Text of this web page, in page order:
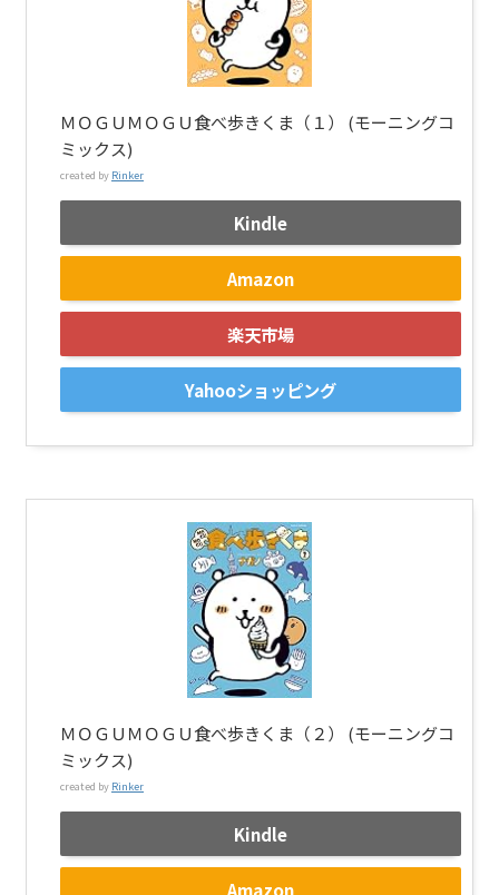
ＭＯＧＵＭＯＧＵ食べ歩きくま（１） (モーニングコ
ミックス)
created by Rinker
Kindle
Amazon
楽天市場
Yahooショッピング
ＭＯＧＵＭＯＧＵ食べ歩きくま（２） (モーニングコ
ミックス)
created by Rinker
Kindle
Amazon